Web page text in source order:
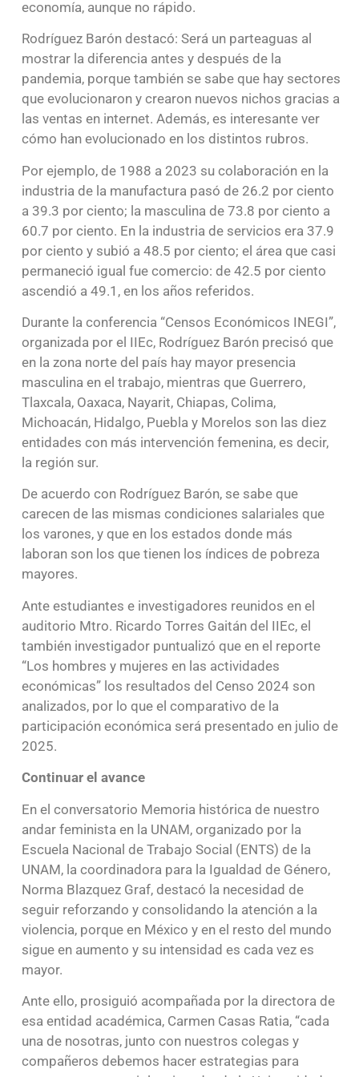
economía, aunque no rápido.
Rodríguez Barón destacó: Será un parteaguas al
mostrar la diferencia antes y después de la
pandemia, porque también se sabe que hay sectores
que evolucionaron y crearon nuevos nichos gracias a
las ventas en internet. Además, es interesante ver
cómo han evolucionado en los distintos rubros.
Por ejemplo, de 1988 a 2023 su colaboración en la
industria de la manufactura pasó de 26.2 por ciento
a 39.3 por ciento; la masculina de 73.8 por ciento a
60.7 por ciento. En la industria de servicios era 37.9
por ciento y subió a 48.5 por ciento; el área que casi
permaneció igual fue comercio: de 42.5 por ciento
ascendió a 49.1, en los años referidos.
Durante la conferencia “Censos Económicos INEGI”,
organizada por el IIEc, Rodríguez Barón precisó que
en la zona norte del país hay mayor presencia
masculina en el trabajo, mientras que Guerrero,
Tlaxcala, Oaxaca, Nayarit, Chiapas, Colima,
Michoacán, Hidalgo, Puebla y Morelos son las diez
entidades con más intervención femenina, es decir,
la región sur.
De acuerdo con Rodríguez Barón, se sabe que
carecen de las mismas condiciones salariales que
los varones, y que en los estados donde más
laboran son los que tienen los índices de pobreza
mayores.
Ante estudiantes e investigadores reunidos en el
auditorio Mtro. Ricardo Torres Gaitán del IIEc, el
también investigador puntualizó que en el reporte
“Los hombres y mujeres en las actividades
económicas” los resultados del Censo 2024 son
analizados, por lo que el comparativo de la
participación económica será presentado en julio de
2025.
Continuar el avance
En el conversatorio Memoria histórica de nuestro
andar feminista en la UNAM, organizado por la
Escuela Nacional de Trabajo Social (ENTS) de la
UNAM, la coordinadora para la Igualdad de Género,
Norma Blazquez Graf, destacó la necesidad de
seguir reforzando y consolidando la atención a la
violencia, porque en México y en el resto del mundo
sigue en aumento y su intensidad es cada vez es
mayor.
Ante ello, prosiguió acompañada por la directora de
esa entidad académica, Carmen Casas Ratia, “cada
una de nosotras, junto con nuestros colegas y
compañeros debemos hacer estrategias para